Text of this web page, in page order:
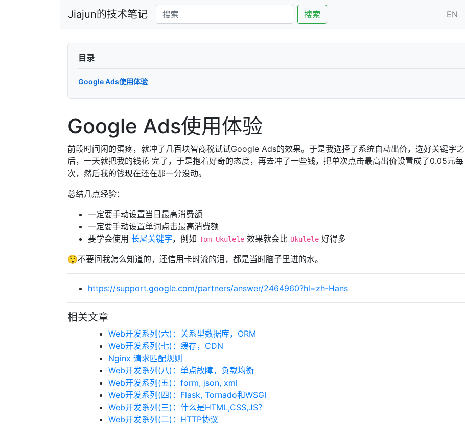
Jiajun的技术笔记 搜索 EN
目录
Google Ads使用体验
Google Ads使用体验
前段时间闲的蛋疼，就冲了几百块智商税试试Google Ads的效果。于是我选择了系统自动出价，选好关键字之
后，一天就把我的钱花 完了，于是抱着好奇的态度，再去冲了一些钱，把单次点击最高出价设置成了0.05元每
次，然后我的钱现在还在那一分没动。
总结几点经验：
一定要手动设置当日最高消费额
一定要手动设置单词点击最高消费额
要学会使用 长尾关键字，例如 Tom Ukulele 效果就会比 Ukulele 好得多
😯不要问我怎么知道的，还信用卡时流的泪，都是当时脑子里进的水。
https://support.google.com/partners/answer/2464960?hl=zh-Hans
相关文章
Web开发系列(六)：关系型数据库，ORM
Web开发系列(七)：缓存，CDN
Nginx 请求匹配规则
Web开发系列(八)：单点故障，负载均衡
Web开发系列(五)：form, json, xml
Web开发系列(四)：Flask, Tornado和WSGI
Web开发系列(三)：什么是HTML,CSS,JS？
Web开发系列(二)：HTTP协议